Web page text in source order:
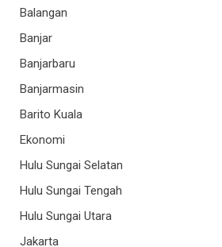
Balangan
Banjar
Banjarbaru
Banjarmasin
Barito Kuala
Ekonomi
Hulu Sungai Selatan
Hulu Sungai Tengah
Hulu Sungai Utara
Jakarta